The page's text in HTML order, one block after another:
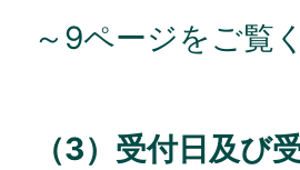
～9ページをご覧
（3）受付日及び